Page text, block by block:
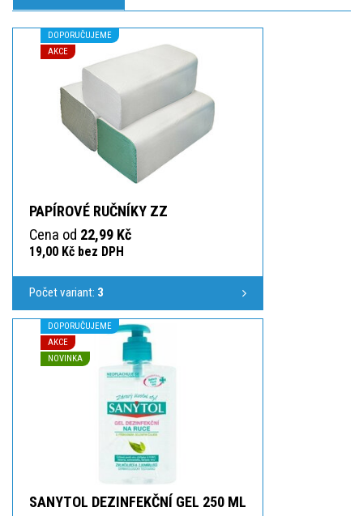
DOPORUČUJEME
AKCE
PAPÍROVÉ RUČNÍKY ZZ
Cena od 22,99 Kč
19,00 Kč bez DPH
Počet variant: 3
DOPORUČUJEME
AKCE
NOVINKA
SANYTOL DEZINFEKČNÍ GEL 250 ML